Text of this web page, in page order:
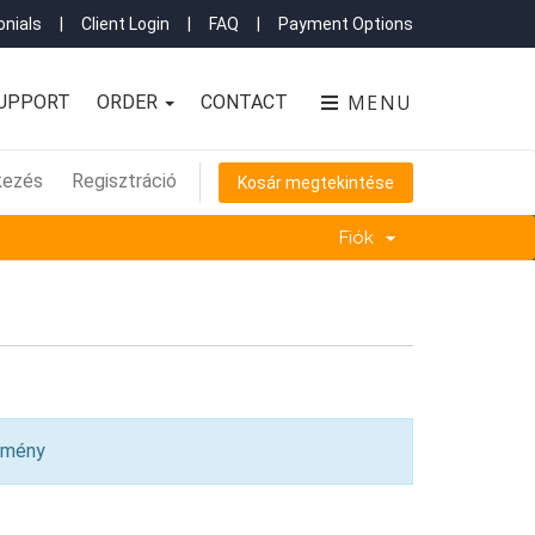
Client Login FAQ Payment Options
MENU
ORDER CONTACT
Regisztráció Kosár megtekintése
Fiók